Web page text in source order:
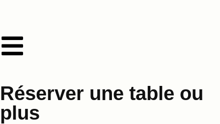
Réserver une table ou
plus